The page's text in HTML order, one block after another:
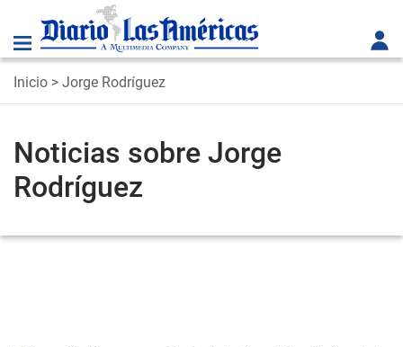
Inicio > Jorge Rodríguez
Noticias sobre Jorge
Rodríguez